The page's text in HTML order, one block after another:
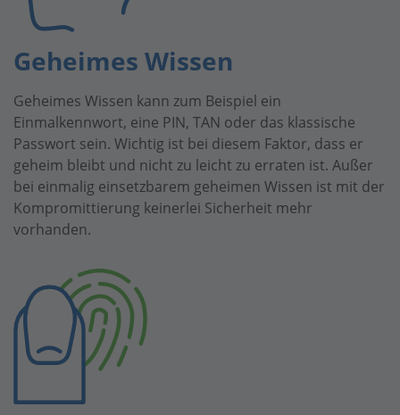
Geheimes Wissen
Geheimes Wissen kann zum Beispiel ein
Einmalkennwort, eine PIN, TAN oder das klassische
Passwort sein. Wichtig ist bei diesem Faktor, dass er
geheim bleibt und nicht zu leicht zu erraten ist. Außer
bei einmalig einsetzbarem geheimen Wissen ist mit der
Kompromittierung keinerlei Sicherheit mehr
vorhanden.